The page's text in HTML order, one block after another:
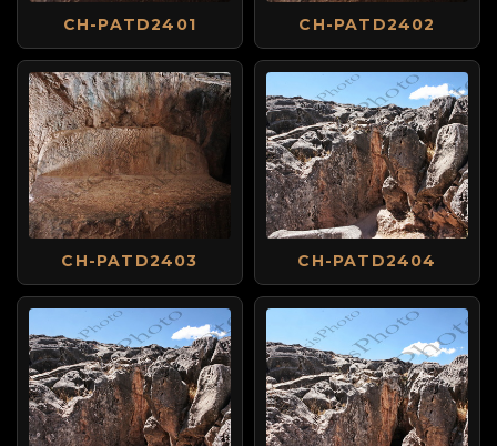
CH-PATD2401 CH-PATD2402
CH-PATD2403 CH-PATD2404